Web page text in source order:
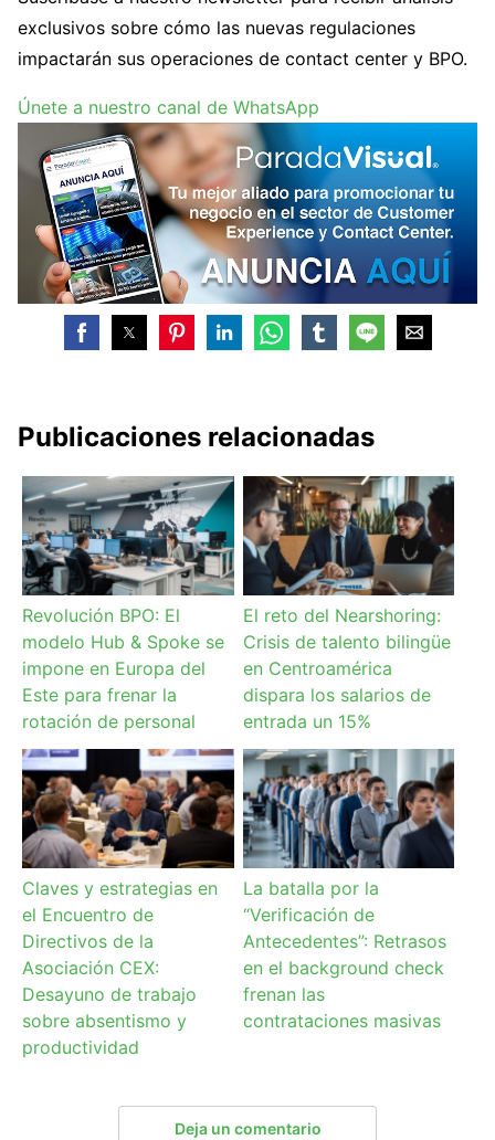
exclusivos sobre cómo las nuevas regulaciones
impactarán sus operaciones de contact center y BPO.
Únete a nuestro canal de WhatsApp
Publicaciones relacionadas
Revolución BPO: El
modelo Hub & Spoke se
impone en Europa del
Este para frenar la
rotación de personal
El reto del Nearshoring:
Crisis de talento bilingüe
en Centroamérica
dispara los salarios de
entrada un 15%
Claves y estrategias en
el Encuentro de
Directivos de la
Asociación CEX:
Desayuno de trabajo
sobre absentismo y
productividad
La batalla por la
“Verificación de
Antecedentes”: Retrasos
en el background check
frenan las
contrataciones masivas
Deja un comentario